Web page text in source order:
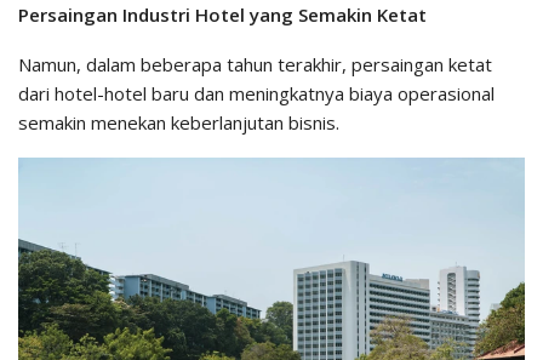
Persaingan Industri Hotel yang Semakin Ketat
Namun, dalam beberapa tahun terakhir, persaingan ketat
dari hotel-hotel baru dan meningkatnya biaya operasional
semakin menekan keberlanjutan bisnis.